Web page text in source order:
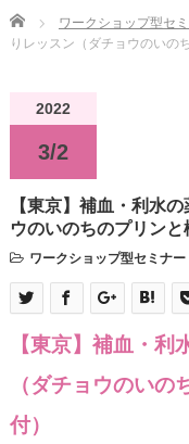
Home ワークショップ型セ
りレッスン（ダチョウのいの
2022
3/2
【東京】補血・利水
ウのいのちのプリンと
ワークショップ型セミナー
【東京】補血・
（ダチョウのい
付）